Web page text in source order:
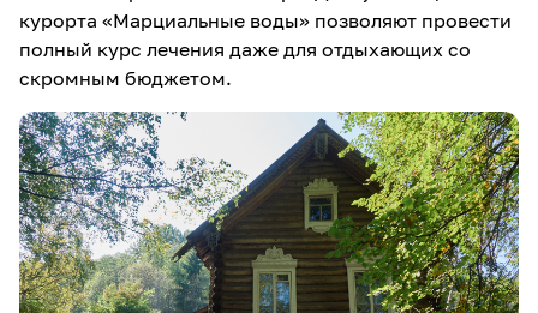
курорта «Марциальные воды» позволяют провести
полный курс лечения даже для отдыхающих со
скромным бюджетом.